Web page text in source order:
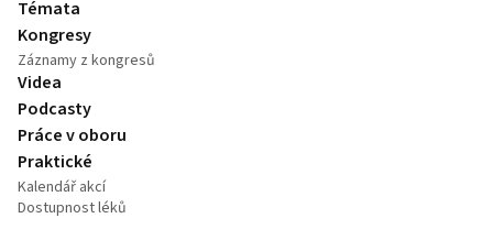
Témata
Kongresy
Záznamy z kongresů
Videa
Podcasty
Práce v oboru
Praktické
Kalendář akcí
Dostupnost léků